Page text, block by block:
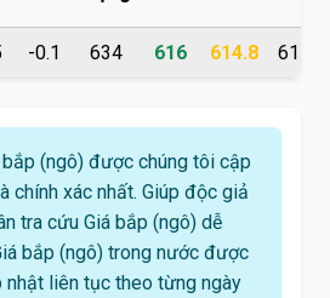
-0.1 634 616 614.8 615.2
bắp (ngô) được chúng tôi cập
chính xác nhất. Giúp độc giả
tra cứu Giá bắp (ngô) dễ
bắp (ngô) trong nước được
nhật liên tục theo từng ngày